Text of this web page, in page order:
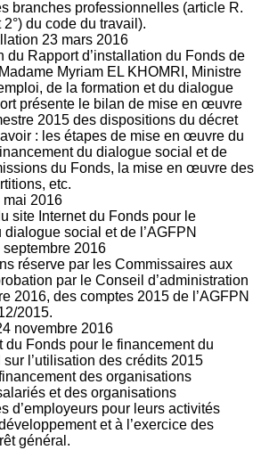
branches professionnelles (article R.
2°) du code du travail).
23 mars 2016
du Rapport d’installation du Fonds de
Myriam EL KHOMRI, Ministre
de la formation et du dialogue
présente le bilan de mise en œuvre
2015 des dispositions du décret
: les étapes de mise en œuvre du
du dialogue social et de
du Fonds, la mise en œuvre des
etc.
mai 2016
site Internet du Fonds pour le
social et de l’AGFPN
septembre 2016
réserve par les Commissaires aux
par le Conseil d’administration
2016, des comptes 2015 de l’AGFPN
2015.
novembre 2016
du Fonds pour le financement du
l’utilisation des crédits 2015
des organisations
et des organisations
d’employeurs pour leurs activités
et à l’exercice des
général.